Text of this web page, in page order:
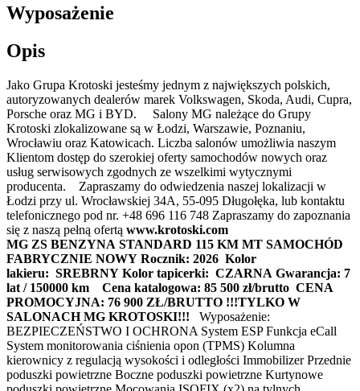
Wyposażenie
Opis
Jako Grupa Krotoski jesteśmy jednym z największych polskich,
autoryzowanych dealerów marek Volkswagen, Skoda, Audi, Cupra,
Porsche oraz MG i BYD. Salony MG należące do Grupy
Krotoski zlokalizowane są w Łodzi, Warszawie, Poznaniu,
Wrocławiu oraz Katowicach. Liczba salonów umożliwia naszym
Klientom dostęp do szerokiej oferty samochodów nowych oraz
usług serwisowych zgodnych ze wszelkimi wytycznymi
producenta. Zapraszamy do odwiedzenia naszej lokalizacji w
Łodzi przy ul. Wrocławskiej 34A, 55-095 Długołęka, lub kontaktu
telefonicznego pod nr. +48 696 116 748 Zapraszamy do zapoznania
się z naszą pełną ofertą www.krotoski.com
MG ZS BENZYNA STANDARD 115 KM MT SAMOCHÓD
FABRYCZNIE NOWY Rocznik: 2026 Kolor
lakieru: SREBRNY Kolor tapicerki: CZARNA Gwarancja: 7
lat / 150000 km
Cena katalogowa: 85 500 zł/brutto CENA
PROMOCYJNA: 76 900 ZŁ/BRUTTO !!!TYLKO W
SALONACH MG KROTOSKI!!!
Wyposażenie:
BEZPIECZEŃSTWO I OCHRONA System ESP Funkcja eCall
System monitorowania ciśnienia opon (TPMS) Kolumna
kierownicy z regulacją wysokości i odległości Immobilizer Przednie
poduszki powietrzne Boczne poduszki powietrzne Kurtynowe